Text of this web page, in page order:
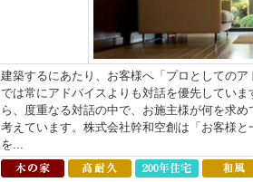
建築するにあたり、お客様へ「プロとしての
では常にアドバイスよりも対話を優先してい
ら、度重なる対話の中で、お施主様が何を求
考えています。株式会社幹和空創は「お客様
を...